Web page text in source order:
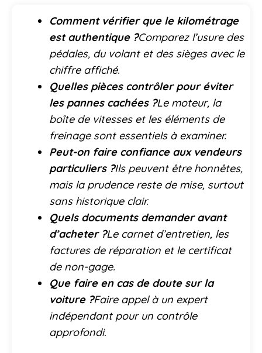
Comment vérifier que le kilométrage
est authentique ?Comparez l’usure des
pédales, du volant et des sièges avec le
chiffre affiché.
Quelles pièces contrôler pour éviter
les pannes cachées ?Le moteur, la
boîte de vitesses et les éléments de
freinage sont essentiels à examiner.
Peut-on faire confiance aux vendeurs
particuliers ?Ils peuvent être honnêtes,
mais la prudence reste de mise, surtout
sans historique clair.
Quels documents demander avant
d’acheter ?Le carnet d’entretien, les
factures de réparation et le certificat
de non-gage.
Que faire en cas de doute sur la
voiture ?Faire appel à un expert
indépendant pour un contrôle
approfondi.